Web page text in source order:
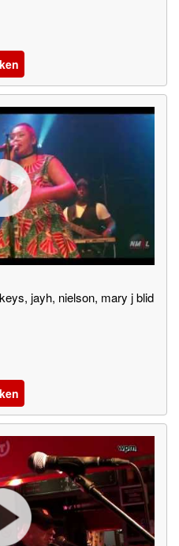
jayh, nielson, mary j blid